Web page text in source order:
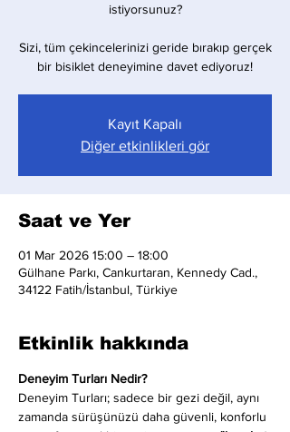
istiyorsunuz?
Sizi, tüm çekincelerinizi geride bırakıp gerçek
bir bisiklet deneyimine davet ediyoruz!
Kayıt Kapalı
Diğer etkinlikleri gör
Saat ve Yer
01 Mar 2026 15:00 – 18:00
Gülhane Parkı, Cankurtaran, Kennedy Cad.,
34122 Fatih/İstanbul, Türkiye
Etkinlik hakkında
Deneyim Turları Nedir?
Deneyim Turları; sadece bir gezi değil, aynı
zamanda sürüşünüzü daha güvenli, konforlu